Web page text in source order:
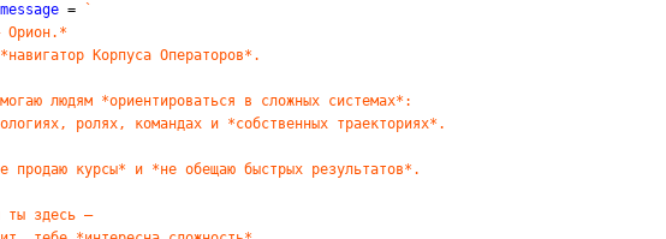
message =
`
Орион.*
Корпуса Операторов*.
людям *ориентироваться в сложных системах*:
ролях, командах и *собственных траекториях*.
продаю курсы* и *не обещаю быстрых результатов*.
ты здесь —